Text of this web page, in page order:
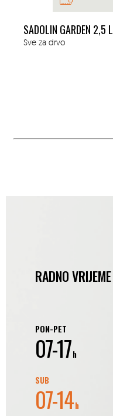
SADOLIN GARDEN 2,5 L
Sve za drvo
RADNO VRIJEME
PON-PET
07-17h
SUB
07-14h